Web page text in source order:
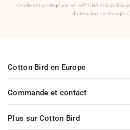
Ce site est protégé par reCAPTCHA et la
d'utilisation de Google
Commande et contact
Plus sur Cotton Bird
Cotton Bird en Europe